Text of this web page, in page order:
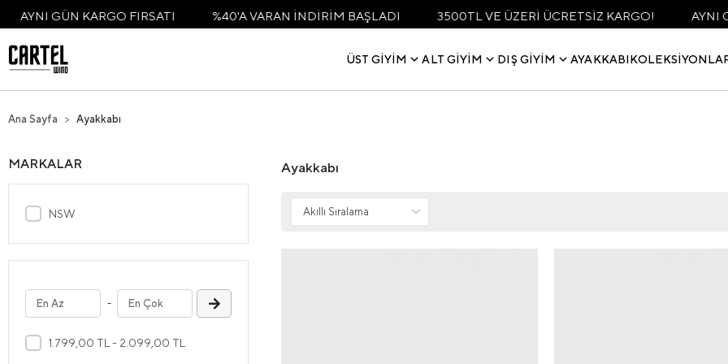
KARGO FIRSATI %40'A VARAN İNDİRİM BAŞLADI 3500TL VE ÜZERİ ÜCRETSİZ KARGO! AYNI GÜN
ÜST GIYIM ALT GIYIM DIŞ GIYIM AYAKKABI
Ana Sayfa Ayakkabı
MARKALAR
NSW
-
1.799,00 TL - 2.099,00 TL
Ayakkabı